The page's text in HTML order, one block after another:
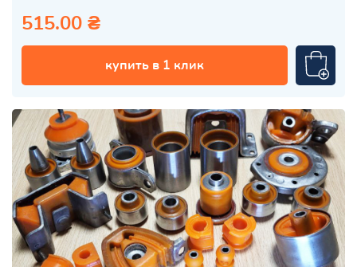
515.00 ₴
купить в 1 клик